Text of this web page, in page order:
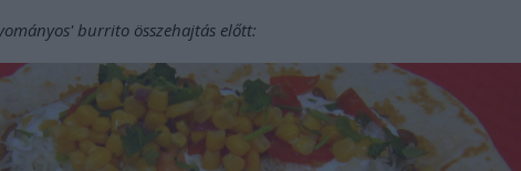
burrito összehajtás előtt: